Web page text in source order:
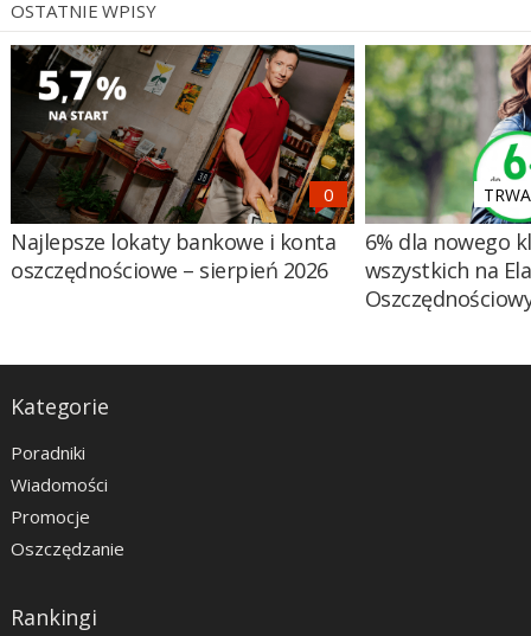
OSTATNIE WPISY
Najlepsze lokaty bankowe i konta
oszczędnościowe – sierpień 2026
6% dla nowego
wszystkich na
Kategorie
Poradniki
Wiadomości
Promocje
Oszczędzanie
Rankingi